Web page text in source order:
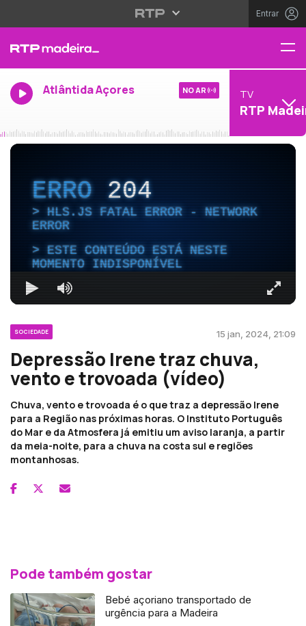
Entrar
Atlântida Açores NO AR TV
RTP
ERRO204
HLS.JS FATAL ERROR - NETWORK
ERROR
ESTE CONTEÚDO ESTÁ NESTE
MOMENTO INDISPONÍVEL
SOCIEDADE 15 jan, 2024, 21:09
Depressão Irene traz chuva,
vento e trovoada (vídeo)
Chuva, vento e trovoada é o que traz a depressão Irene
para a Região nas próximas horas. O Instituto Português
do Mar e da Atmosfera já emitiu um aviso laranja, a partir
da meia-noite, para a chuva na costa sul e regiões
montanhosas.
Pode também gostar
Bebé açoriano transportado de
urgência para a Madeira